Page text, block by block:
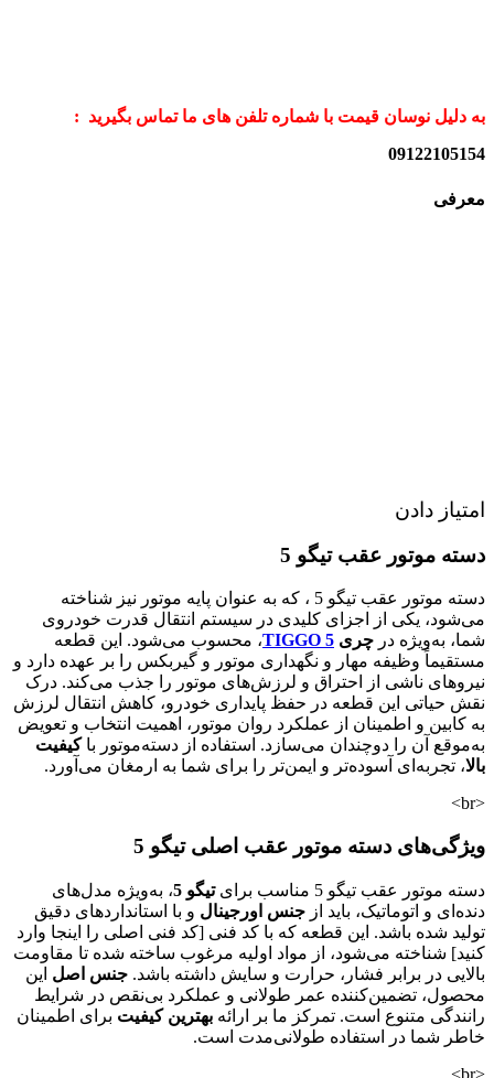
به دلیل نوسان قیمت با شماره تلفن های ما تماس بگیرید :
09122105154
معرفی
امتیاز دادن
دسته موتور عقب تیگو 5
دسته موتور عقب تیگو 5 ، که به عنوان پایه موتور نیز شناخته
می‌شود، یکی از اجزای کلیدی در سیستم انتقال قدرت خودروی
شما، به‌ویژه در چری TIGGO 5، محسوب می‌شود. این قطعه
مستقیماً وظیفه مهار و نگهداری موتور و گیربکس را بر عهده دارد و
نیروهای ناشی از احتراق و لرزش‌های موتور را جذب می‌کند. درک
نقش حیاتی این قطعه در حفظ پایداری خودرو، کاهش انتقال لرزش
به کابین و اطمینان از عملکرد روان موتور، اهمیت انتخاب و تعویض
به‌موقع آن را دوچندان می‌سازد. استفاده از دسته‌موتور باکیفیت
بالا، تجربه‌ای آسوده‌تر و ایمن‌تر را برای شما به ارمغان می‌آورد.
<br>
ویژگی‌های دسته موتور عقب اصلی تیگو 5
دسته موتور عقب تیگو 5 مناسب برای تیگو 5
، به‌ویژه مدل‌های
دنده‌ای و اتوماتیک، باید از جنس اورجینال و با استانداردهای دقیق
تولید شده باشد. این قطعه که با کد فنی [کد فنی اصلی را اینجا وارد
کنید] شناخته می‌شود، از مواد اولیه مرغوب ساخته شده تا مقاومت
بالایی در برابر فشار، حرارت و سایش داشته باشد. جنس اصل این
محصول، تضمین‌کننده عمر طولانی و عملکرد بی‌نقص در شرایط
رانندگی متنوع است. تمرکز ما بر ارائه بهترین کیفیت برای اطمینان
خاطر شما در استفاده طولانی‌مدت است.
<br>